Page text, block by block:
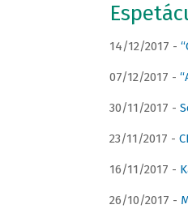
14/12/2017 -
07/12/2017 -
30/11/2017 -
23/11/2017 -
16/11/2017 -
26/10/2017 -